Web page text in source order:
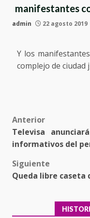
manifestantes
admin 22 agosto 2019
Y los
complejo de ciudad
Post
navigation
Anterior
Televisa
informativos del
Siguiente
Queda libre caseta